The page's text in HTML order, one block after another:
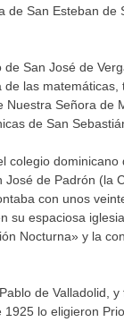
de San Esteban de
San José de
las matemáticas,
Nuestra Señora de
de San
colegio dominicano
de Padrón (la
con unos
su espaciosa
Nocturna» y la
de Valladolid,
lo eligieron